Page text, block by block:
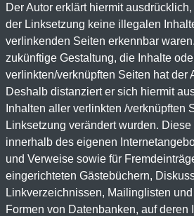
Der Autor erklärt hiermit
der Linksetzung keine illegalen
verlinkenden Seiten erkennbar
zukünftige Gestaltung, die Inhalte
verlinkten/verknüpften Seiten hat der
Deshalb distanziert er sich hiermit
Inhalten aller verlinkten /verknüpften
Linksetzung verändert wurden.
innerhalb des eigenen
und Verweise sowie für
eingerichteten Gästebüchern,
Linkverzeichnissen, Mailinglisten
Formen von Datenbanken, auf deren